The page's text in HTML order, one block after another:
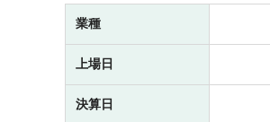
業種
上場日
決算日